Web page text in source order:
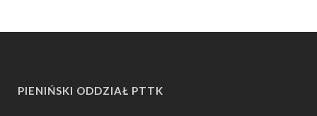
PIENIŃSKI ODDZIAŁ PTTK